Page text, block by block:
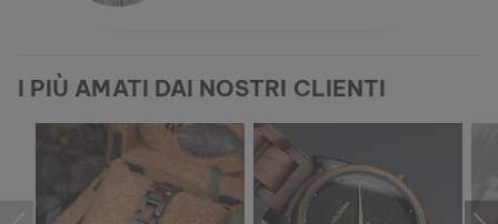
I PIÙ AMATI DAI NOSTRI CLIENTI